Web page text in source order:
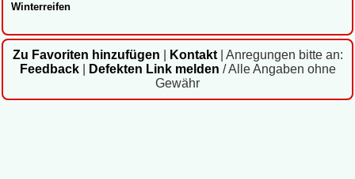
Winterreifen
Zu Favoriten hinzufügen Kontakt| Anregungen bitte an:
Feedback| Defekten Link melden / Alle Angaben ohne
Gewähr